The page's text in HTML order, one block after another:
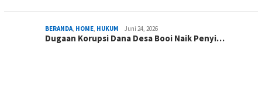
BERANDA, HOME, HUKUM Juni 24, 2026
Dugaan Korupsi Dana Desa Booi Naik Penyi…